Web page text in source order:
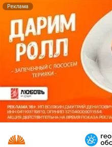
Реклама